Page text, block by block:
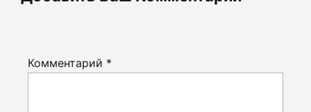
Комментарий *